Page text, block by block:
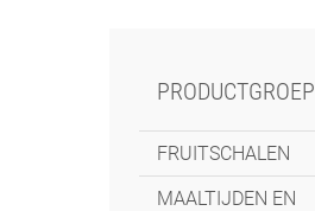
PRODUCTGROEP
FRUITSCHALEN
MAALTIJDEN EN